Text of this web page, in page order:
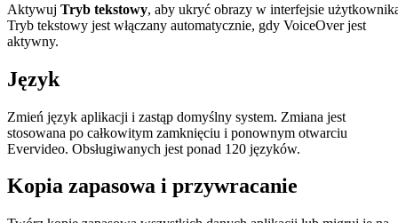
Aktywuj Tryb tekstowy, aby ukryć obrazy w interfejsie
Tryb tekstowy jest włączany automatycznie, gdy VoiceOver jest
aktywny.
Język
Zmień język aplikacji i zastąp domyślny system. Zmiana jest
stosowana po całkowitym zamknięciu i ponownym otwarciu
Evervideo. Obsługiwanych jest ponad 120 języków.
Kopia zapasowa i przywracanie